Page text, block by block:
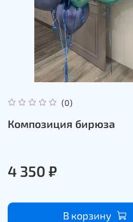
(0)
Композиция бирюза
4 350 ₽
В корзину